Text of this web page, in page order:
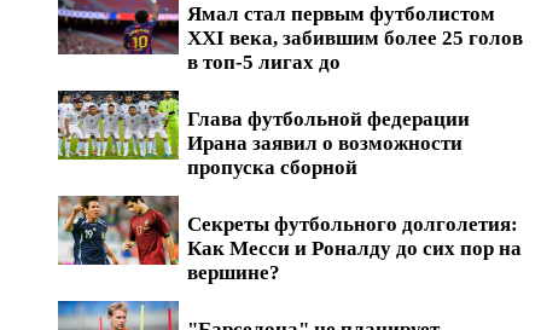
Ямал стал первым футболистом
XXI века, забившим более 25 голов
в топ-5 лигах до
Глава футбольной федерации
Ирана заявил о возможности
пропуска сборной
Секреты футбольного долголетия:
Как Месси и Роналду до сих пор на
вершине?